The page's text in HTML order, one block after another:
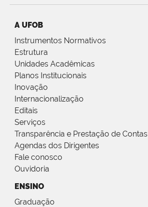
A UFOB
Instrumentos Normativos
Estrutura
Unidades Acadêmicas
Planos Institucionais
Inovação
Internacionalização
Editais
Serviços
Transparência e Prestação de Contas
Agendas dos Dirigentes
Fale conosco
Ouvidoria
ENSINO
Graduação